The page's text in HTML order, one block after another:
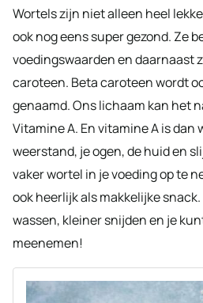
Wortels zijn niet alleen heel
ook nog eens super gezond. Ze
voedingswaarden en daarnaast
caroteen. Beta caroteen wordt
genaamd. Ons lichaam kan het
Vitamine A. En vitamine A is dan
weerstand, je ogen, de huid en
vaker wortel in je voeding op te
ook heerlijk als makkelijke
wassen, kleiner snijden en je
meenemen!